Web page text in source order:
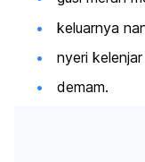
keluarnya
nyeri
demam.